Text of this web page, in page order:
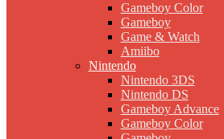
Gameboy Color
Gameboy
Game & Watch
Amiibo
Nintendo
Nintendo 3DS
Nintendo DS
Gameboy Advance
Gameboy Color